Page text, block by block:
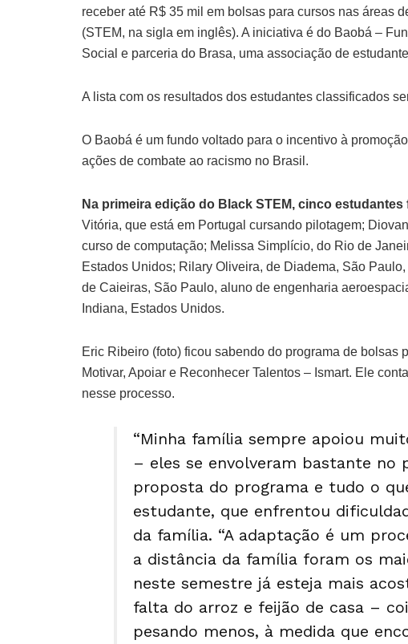
receber até R$ 35 mil em bolsas para cursos nas áreas
(STEM, na sigla em inglês). A iniciativa é do Baobá –
Social e parceria do Brasa, uma associação de
A lista com os resultados dos estudantes classificados
O Baobá é um fundo voltado para o incentivo à
ações de combate ao racismo no Brasil.
Na primeira edição do Black STEM, cinco
Vitória, que está em Portugal cursando pilotagem;
curso de computação; Melissa Simplício, do Rio de
Estados Unidos; Rilary Oliveira, de Diadema, São
de Caieiras, São Paulo, aluno de engenharia
Indiana, Estados Unidos.
Eric Ribeiro (foto) ficou sabendo do programa de bolsas
Motivar, Apoiar e Reconhecer Talentos – Ismart. Ele
nesse processo.
“Minha família sempre apoiou
– eles se envolveram bastante no
proposta do programa e tudo o
estudante, que enfrentou
da família. “A adaptação é um
a distância da família foram os
neste semestre já esteja mais
falta do arroz e feijão de casa –
pesando menos, à medida que